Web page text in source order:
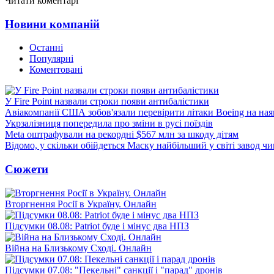
Новини компаній
Останні
Популярні
Коментовані
У Fire Point назвали строки появи антибалістики
Авіакомпанії США зобов'язали перевірити літаки Boeing на
Укрзалізниця попередила про зміни в русі поїздів
Meta оштрафували на рекордні $567 млн за шкоду дітям
Відомо, у скільки обійдеться Маску найбільший у світі завод
Сюжети
Вторгнення Росії в Україну. Онлайн
Підсумки 08.08: Patriot буде і мінус два НПЗ
Війна на Близькому Сході. Онлайн
Підсумки 07.08: "Пекельні" санкції і "парад" дронів